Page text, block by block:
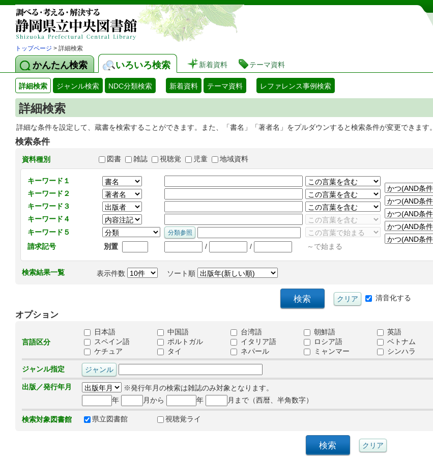
静岡県立図書館 蔵書検索・予約システム
トップページ > 詳細検索
かんたん検索 いろいろ検索 新着資料 テーマ資料
詳細検索 ジャンル検索 NDC分類検索 新着資料 テーマ資料 レファレンス事例検索
詳細検索
詳細な条件を設定して、蔵書を検索することができます。また、「書名」「著者名」をプルダウンすると検索条件が変更できます。
検索条件
資料種別 図書 雑誌 視聴覚 児童 地域資料
キーワード１
キーワード２
キーワード３
キーワード４
キーワード５
請求記号
別置 / / ～で始まる
検索結果一覧 表示件数 ソート順
清音化する
オプション
言語区分
日本語 中国語 台湾語 朝鮮語 英語
スペイン語
ポルトガル イタリア語 ロシア語 ベトナム
ケチュア
タイ ネパール ミャンマー シンハラ
ジャンル指定
出版／発行年月
※発行年月の検索は雑誌のみ対象となります。
年
月から 年 月まで（西暦、半角数字）
検索対象図書館 県立図書館 視聴覚ライ